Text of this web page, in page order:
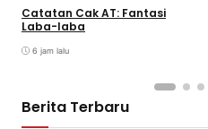
Catatan Cak AT: Fantasi
Laba-laba
6 jam lalu
Berita Terbaru